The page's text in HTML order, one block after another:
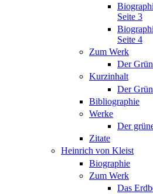
Seite 3
Seite 4
Zum Werk
Der
Kurzinhalt
Der
Bibliographie
Werke
Der
Zitate
Heinrich von Kleist
Biographie
Zum Werk
Das